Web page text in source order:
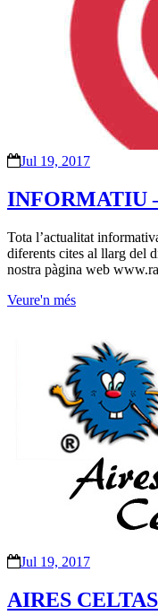
Jul 19, 2017
INFORMATIU
Tota l’actualitat
diferents cites al llarg del
nostra pàgina web
Veure'n més
Jul 19, 2017
AIRES